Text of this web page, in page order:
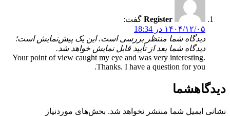
Register گفت:
۱۴۰۴/۱۲/۰۵ در 18:34
دیدگاه شما منتظر بررسی است. این یک پیش‌نمایش است؛
دیدگاه شما بعد از تأیید قابل نمایش خواهد شد.
Your point of view caught my eye and was very interesting.
Thanks. I have a question for you.
دیدگاهشما
نشانی ایمیل شما منتشر نخواهد شد. بخش‌های موردنیاز